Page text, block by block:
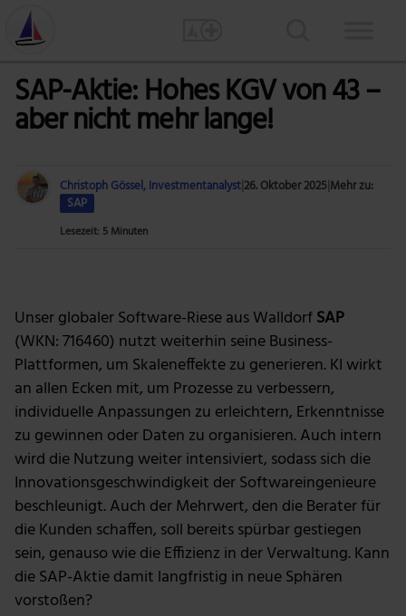
SAP-Aktie: Hohes KGV von 43 –
aber nicht mehr lange!
Christoph Gössel, Investmentanalyst26. Oktober 2025Mehr zu:
SAP
Lesezeit: 5 Minuten
Unser globaler Software-Riese aus WalldorfSAP
(WKN: 716460) nutzt weiterhin seine Business-
Plattformen, um Skaleneffekte zu generieren. KI wirkt
an allen Ecken mit, um Prozesse zu verbessern,
individuelle Anpassungen zu erleichtern, Erkenntnisse
zu gewinnen oder Daten zu organisieren. Auch intern
wird die Nutzung weiter intensiviert, sodass sich die
Innovationsgeschwindigkeit der Softwareingenieure
beschleunigt. Auch der Mehrwert, den die Berater für
die Kunden schaffen, soll bereits spürbar gestiegen
sein, genauso wie die Effizienz in der Verwaltung. Kann
die SAP-Aktie damit langfristig in neue Sphären
vorstoßen?